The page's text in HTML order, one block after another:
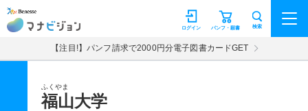
マナビジョン パンフ・願書
ログイン 検索
【注目!】パンフ請求で2000円分電子図書カードGET
ふくやま
福山大学